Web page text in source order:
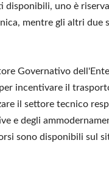
disponibili, uno è
mentre gli altri due
Governativo
incentivare il
il settore tecnico
e degli
sono disponibili sul